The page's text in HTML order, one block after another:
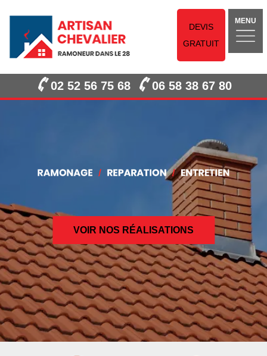
DEVIS
GRATUIT
MENU
02 52 56 75 68 06 58 38 67 80
VOIR NOS RÉALISATIONS